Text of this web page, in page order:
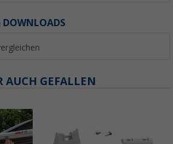
DOWNLOADS
AUCH GEFALLEN